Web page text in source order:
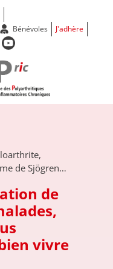
Bénévoles J'adhère
de Sjögren…
de
vivre